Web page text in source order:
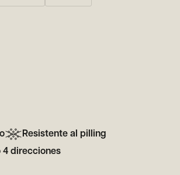
Resistente al pilling
4 direcciones